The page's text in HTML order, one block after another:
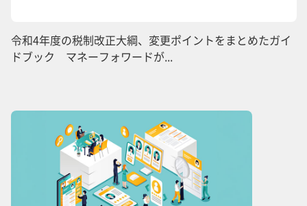
令和4年度の税制改正大綱、変更ポイントをまとめたガイ
ドブック マネーフォワードが...